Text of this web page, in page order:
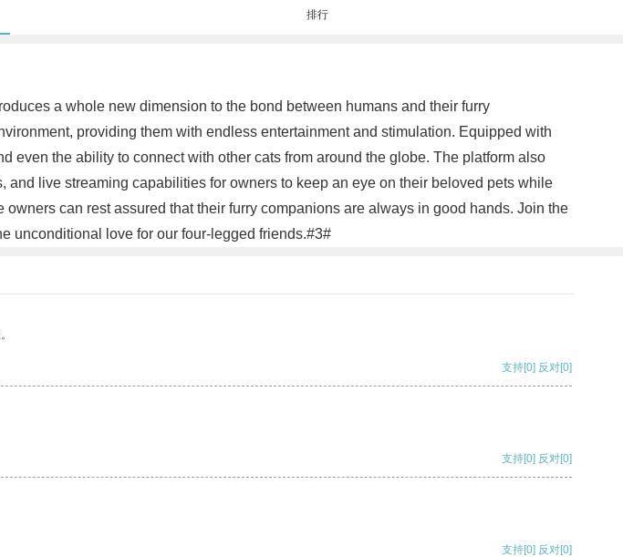
排行
a whole new dimension to the bond between humans and their furry
providing them with endless entertainment and stimulation. Equipped with
even the ability to connect with other cats from around the globe. The platform also
live streaming capabilities for owners to keep an eye on their beloved pets while
can rest assured that their furry companions are always in good hands. Join the
unconditional love for our four-legged friends.#3#
支持[0] 反对[0]
支持[0] 反对[0]
支持[0] 反对[0]